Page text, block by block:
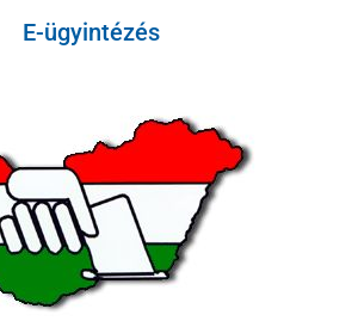
E-ügyintézés